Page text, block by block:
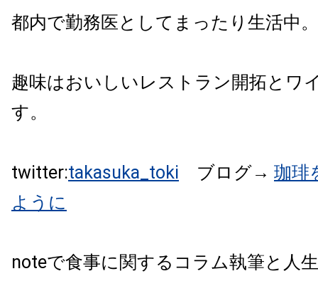
都内で勤務医としてまったり生活中。
趣味はおいしいレストラン開拓とワ
す。
twitter:takasuka_toki ブログ→ 珈琲
ように
noteで食事に関するコラム執筆と人